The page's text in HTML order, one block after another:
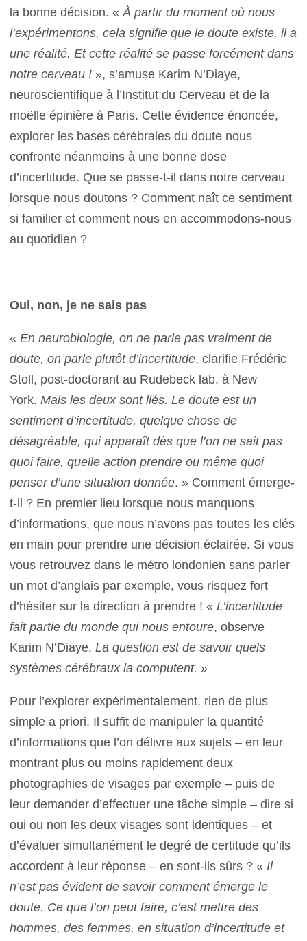
la bonne décision. «À partir du moment où nous
l’expérimentons, cela signifie que le doute existe, il a
une réalité. Et cette réalité se passe forcément dans
notre cerveau ! », s’amuse Karim N’Diaye,
neuroscientifique à l’Institut du Cerveau et de la
moëlle épinière à Paris. Cette évidence énoncée,
explorer les bases cérébrales du doute nous
confronte néanmoins à une bonne dose
d’incertitude. Que se passe-t-il dans notre cerveau
lorsque nous doutons ? Comment naît ce sentiment
si familier et comment nous en accommodons-nous
au quotidien ?
Oui, non, je ne sais pas
«En neurobiologie, on ne parle pas vraiment de
doute, on parle plutôt d’incertitude, clarifie Frédéric
Stoll, post-doctorant au Rudebeck lab, à New
York.Mais les deux sont liés. Le doute est un
sentiment d’incertitude, quelque chose de
désagréable, qui apparaît dès que l’on ne sait pas
quoi faire, quelle action prendre ou même quoi
penser d’une situation donnée. » Comment émerge-
t-il ? En premier lieu lorsque nous manquons
d’informations, que nous n’avons pas toutes les clés
en main pour prendre une décision éclairée. Si vous
vous retrouvez dans le métro londonien sans parler
un mot d’anglais par exemple, vous risquez fort
d’hésiter sur la direction à prendre ! «L’incertitude
fait partie du monde qui nous entoure, observe
Karim N’Diaye.La question est de savoir quels
systèmes cérébraux la computent. »
Pour l’explorer expérimentalement, rien de plus
simple a priori. Il suffit de manipuler la quantité
d’informations que l’on délivre aux sujets – en leur
montrant plus ou moins rapidement deux
photographies de visages par exemple – puis de
leur demander d’effectuer une tâche simple – dire si
oui ou non les deux visages sont identiques – et
d’évaluer simultanément le degré de certitude qu’ils
accordent à leur réponse – en sont-ils sûrs ? «Il
n’est pas évident de savoir comment émerge le
doute. Ce que l’on peut faire, c’est mettre des
hommes, des femmes, en situation d’incertitude et